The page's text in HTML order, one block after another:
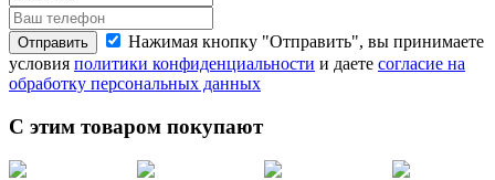
Отправить
Нажимая кнопку "Отправить", вы принимаете
условия политики конфиденциальности и даете согласие на
обработку персональных данных
С этим товаром покупают